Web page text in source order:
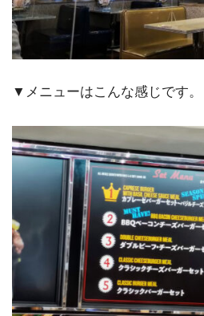
▼メニューはこんな感じです。